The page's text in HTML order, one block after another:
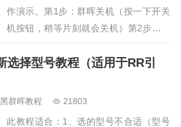
作演示。第1步：群晖关机（按一下开关
机按钮，稍等片刻就会关机）第2步：群
晖开机第3步：进入U盘引导选项后，快
速按键盘”下键“选择”Configure loader“，
置，然后，从屏幕上输入menu.sh 回车进
选择型号教程（适用于RR引
黑群晖教程 21803
此教程适合：1、选的型号不合适（型号